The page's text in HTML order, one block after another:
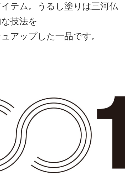
テム。うるし塗りは三河仏
技法を
アップした一品です。